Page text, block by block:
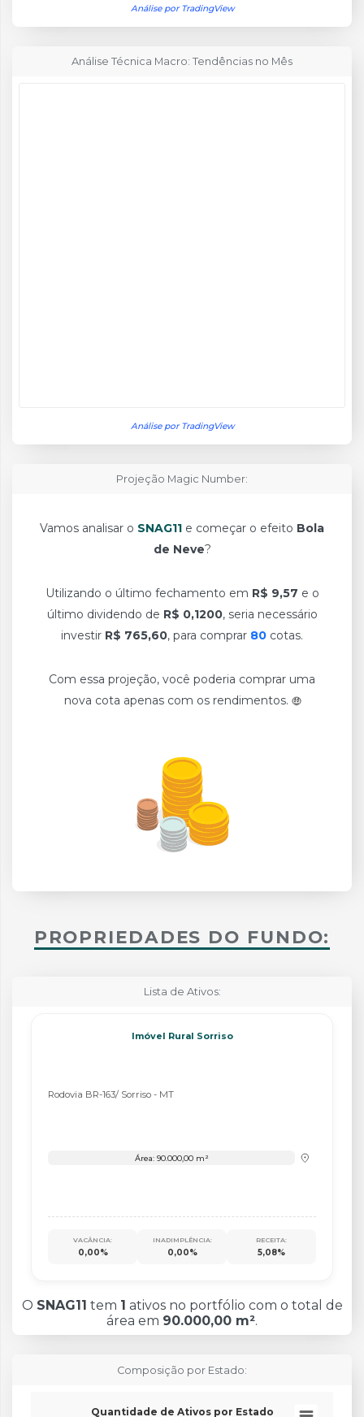
Análise por TradingView
Análise Técnica Macro: Tendências no Mês
Análise por TradingView
Projeção Magic Number:
Vamos analisar o SNAG11 e começar o efeito Bola
de Neve?
Utilizando o último fechamento em R$ 9,57 e o
último dividendo de R$ 0,1200, seria necessário
investir R$ 765,60, para comprar 80 cotas.
Com essa projeção, você poderia comprar uma
nova cota apenas com os rendimentos.
PROPRIEDADES DO FUNDO:
Lista de Ativos:
Imóvel Rural Sorriso
Rodovia BR-163/ Sorriso - MT
Área: 90.000,00 m²
VACÂNCIA:
0,00%
INADIMPLÊNCIA:
0,00%
RECEITA:
5,08%
O SNAG11 tem 1 ativos no portfólio com o total de
área em 90.000,00 m².
Composição por Estado:
Pie chart with 1 slice.
Quantidade de Ativos por Estado